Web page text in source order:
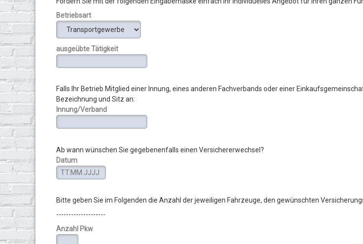
Betriebsart
ausgeübte Tätigkeit
Falls Ihr Betrieb Mitglied einer Innung, eines anderen Fachverbands oder einer
Bezeichnung und Sitz an:
Innung/Verband
Ab wann wünschen Sie gegebenenfalls einen Versichererwechsel?
Datum
Bitte geben Sie im Folgenden die Anzahl der jeweiligen Fahrzeuge, den gewünschten
--------------------
Anzahl Pkw